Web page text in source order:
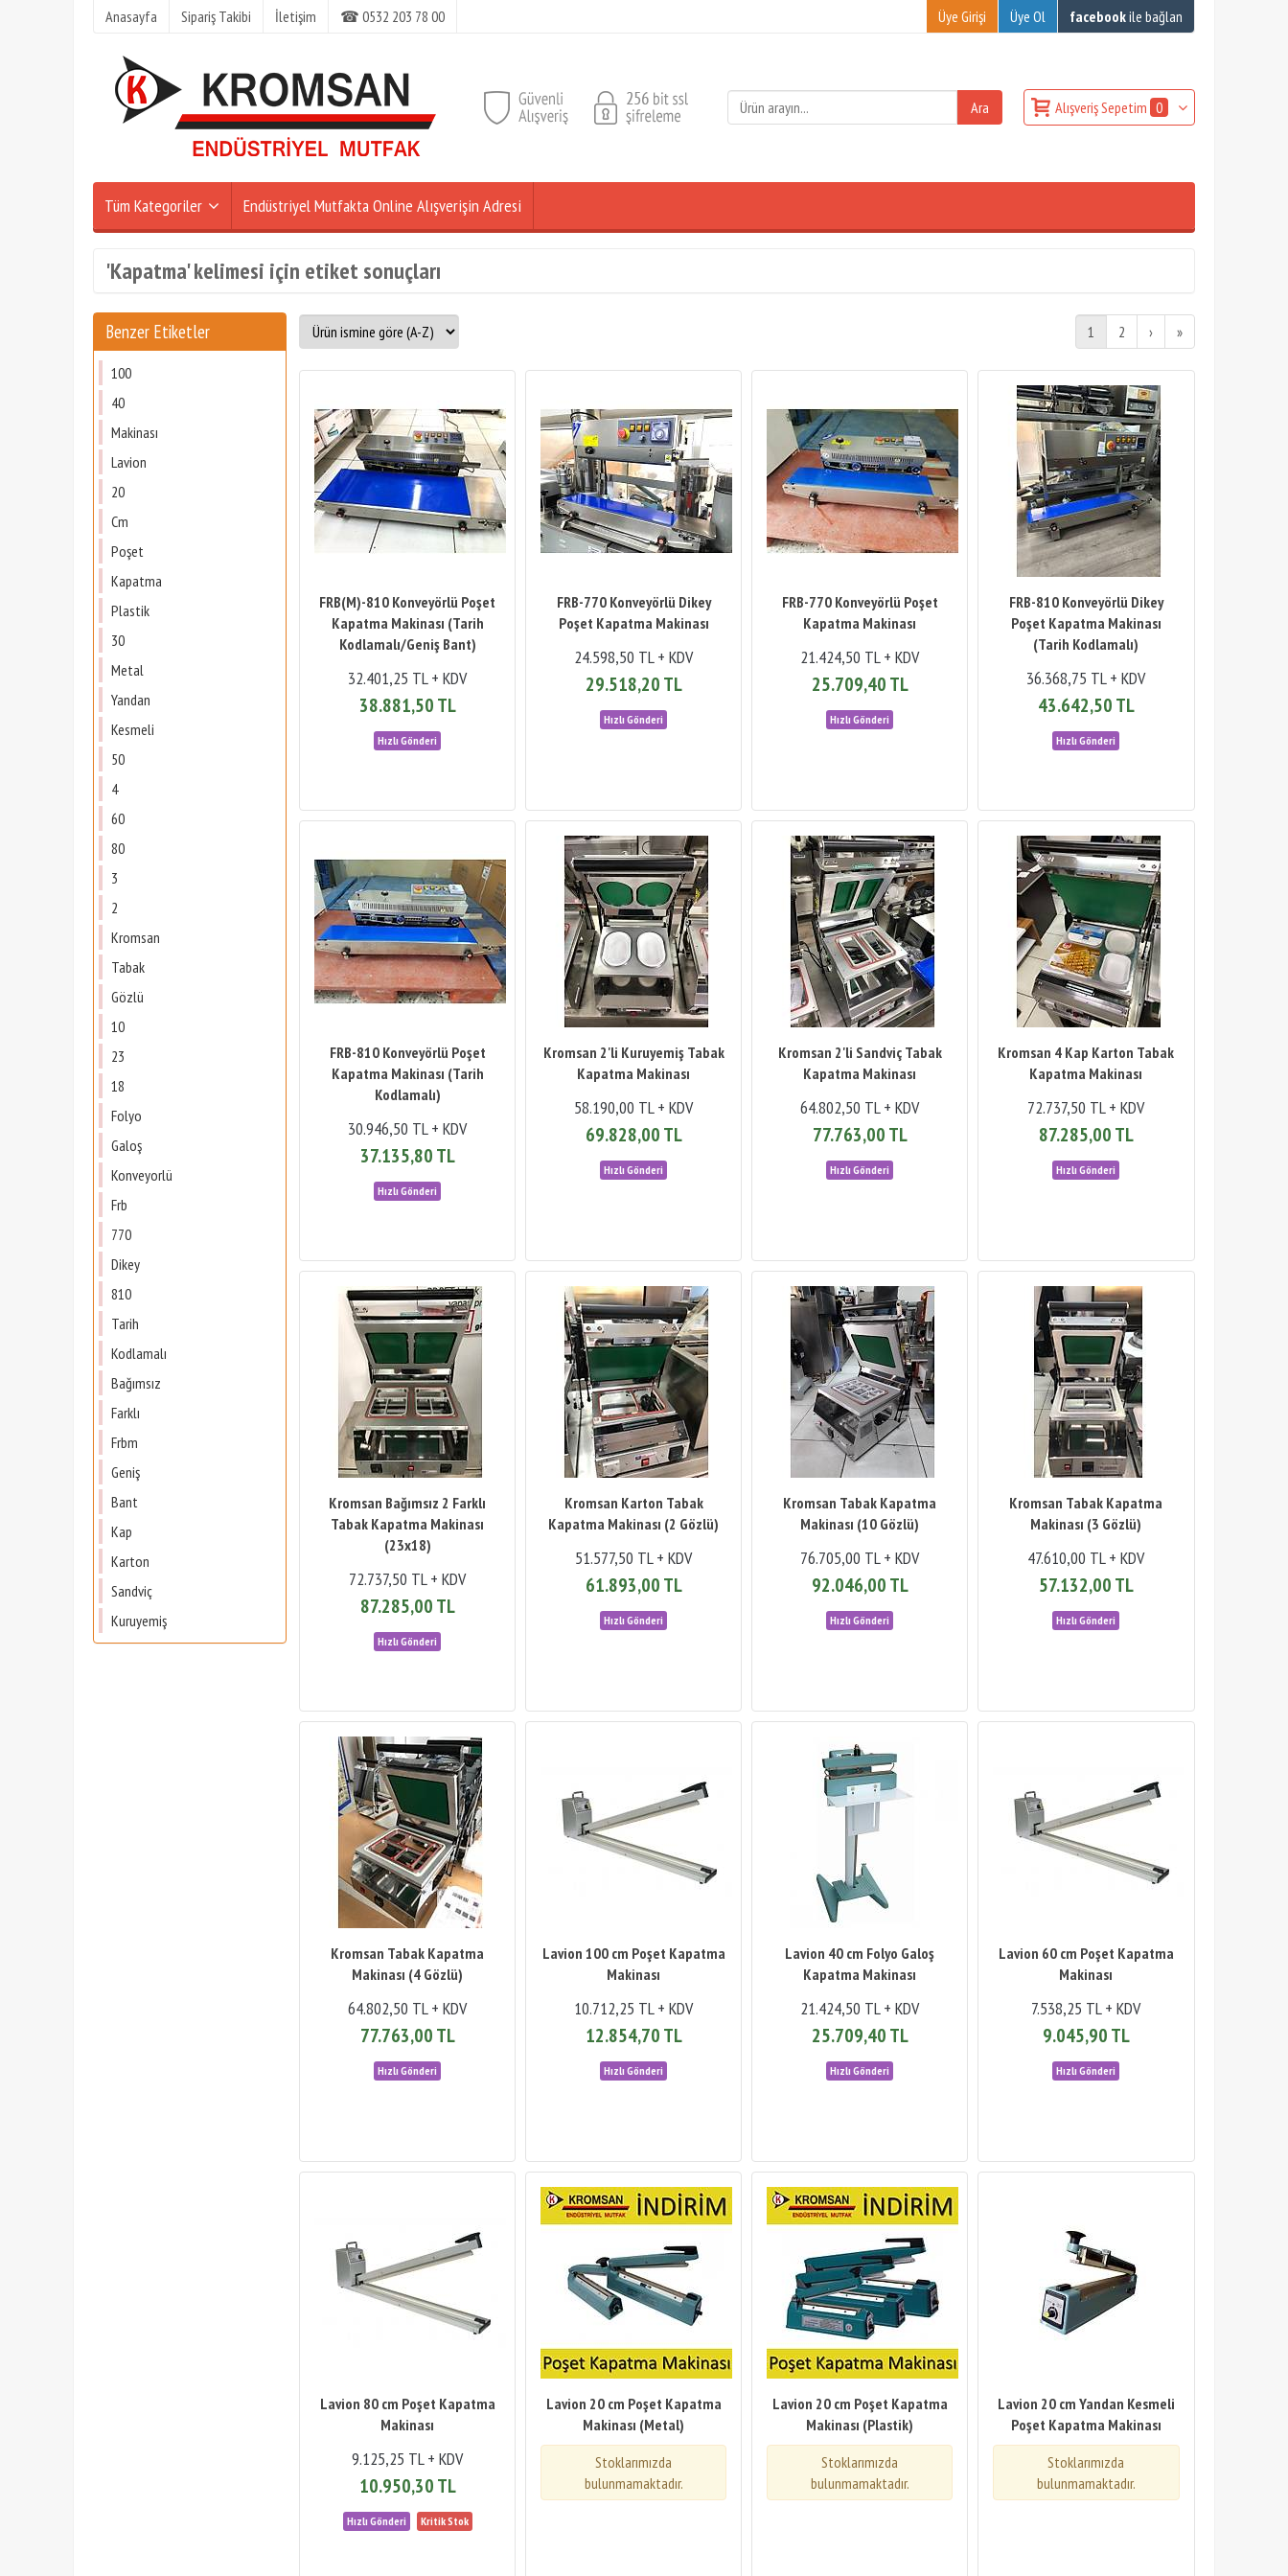
Anasayfa Sipariş Takibi İletişim ☎ 0532 203 78 00 Üye Girişi Üye Ol facebookile bağlan
Alışveriş Sepetim 0
Tüm Kategoriler Endüstriyel Mutfakta Online Alışverişin Adresi
'Kapatma' kelimesi için etiket sonuçları
Benzer Etiketler
100
40
Makinası
Lavion
20
Cm
Poşet
Kapatma
Plastik
30
Metal
Yandan
Kesmeli
50
4
60
80
3
2
Kromsan
Tabak
Gözlü
10
23
18
Folyo
Galoş
Konveyorlü
Frb
770
Dikey
810
Tarih
Kodlamalı
Bağımsız
Farklı
Frbm
Geniş
Bant
Kap
Karton
Sandviç
Kuruyemiş
1 2 › »
FRB(M)-810 Konveyörlü Poşet
Kapatma Makinası (Tarih
Kodlamalı/Geniş Bant)
32.401,25 TL + KDV
38.881,50 TL
FRB-770 Konveyörlü Dikey
Poşet Kapatma Makinası
24.598,50 TL + KDV
29.518,20 TL
FRB-770 Konveyörlü Poşet
Kapatma Makinası
21.424,50 TL + KDV
25.709,40 TL
FRB-810 Konveyörlü Dikey
Poşet Kapatma Makinası
(Tarih Kodlamalı)
36.368,75 TL + KDV
43.642,50 TL
FRB-810 Konveyörlü Poşet
Kapatma Makinası (Tarih
Kodlamalı)
30.946,50 TL + KDV
37.135,80 TL
Kromsan 2'li Kuruyemiş Tabak
Kapatma Makinası
58.190,00 TL + KDV
69.828,00 TL
Kromsan 2'li Sandviç Tabak
Kapatma Makinası
64.802,50 TL + KDV
77.763,00 TL
Kromsan 4 Kap Karton Tabak
Kapatma Makinası
72.737,50 TL + KDV
87.285,00 TL
Kromsan Bağımsız 2 Farklı
Tabak Kapatma Makinası
(23x18)
72.737,50 TL + KDV
87.285,00 TL
Kromsan Karton Tabak
Kapatma Makinası (2 Gözlü)
51.577,50 TL + KDV
61.893,00 TL
Kromsan Tabak Kapatma
Makinası (10 Gözlü)
76.705,00 TL + KDV
92.046,00 TL
Kromsan Tabak Kapatma
Makinası (3 Gözlü)
47.610,00 TL + KDV
57.132,00 TL
Kromsan Tabak Kapatma
Makinası (4 Gözlü)
64.802,50 TL + KDV
77.763,00 TL
Lavion 100 cm Poşet Kapatma
Makinası
10.712,25 TL + KDV
12.854,70 TL
Lavion 40 cm Folyo Galoş
Kapatma Makinası
21.424,50 TL + KDV
25.709,40 TL
Lavion 60 cm Poşet Kapatma
Makinası
7.538,25 TL + KDV
9.045,90 TL
Lavion 80 cm Poşet Kapatma
Makinası
9.125,25 TL + KDV
10.950,30 TL
Lavion 20 cm Poşet Kapatma
Makinası (Metal)
Stoklarımızda
bulunmamaktadır.
Lavion 20 cm Poşet Kapatma
Makinası (Plastik)
Stoklarımızda
bulunmamaktadır.
Lavion 20 cm Yandan Kesmeli
Poşet Kapatma Makinası
Stoklarımızda
bulunmamaktadır.